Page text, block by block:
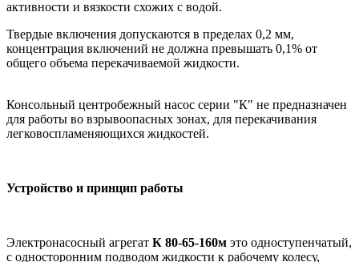
активности и вязкости схожих с водой.
Твердые включения допускаются в пределах 0,2 мм,
концентрация включений не должна превышать 0,1% от
общего объема перекачиваемой жидкости.
Консольный центробежный насос серии "К" не предназначен
для работы во взрывоопасных зонах, для перекачивания
легковоспламеняющихся жидкостей.
Устройство и принцип работы
Электронасосный агрегат К 80-65-160м это одноступенчатый,
с односторонним подводом жидкости к рабочему колесу,